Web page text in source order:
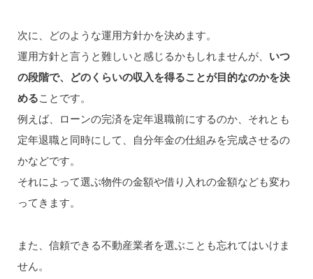
次に、どのような運用方針かを決めます。
運用方針と言うと難しいと感じるかもしれませんが、 いつ
の段階で、どのくらいの収入を得ることが目的なのかを決
めることです。
例えば、ローンの完済を定年退職前にするのか、それとも
定年退職と同時にして、自分年金の仕組みを完成させるの
かなどです。
それによって選ぶ物件の金額や借り入れの金額なども変わ
ってきます。
また、信頼できる不動産業者を選ぶことも忘れてはいけま
せん。